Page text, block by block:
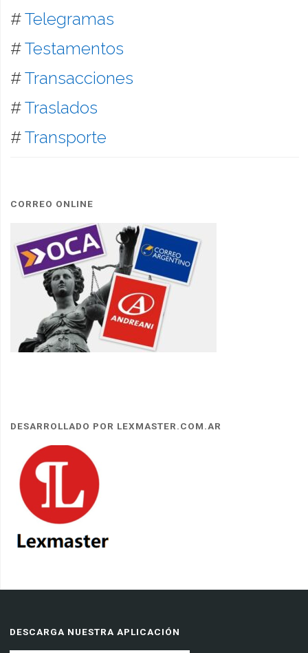
#Telegramas
#Testamentos
#Transacciones
#Traslados
#Transporte
CORREO ONLINE
DESARROLLADO POR LEXMASTER.COM.AR
DESCARGA NUESTRA APLICACIÓN